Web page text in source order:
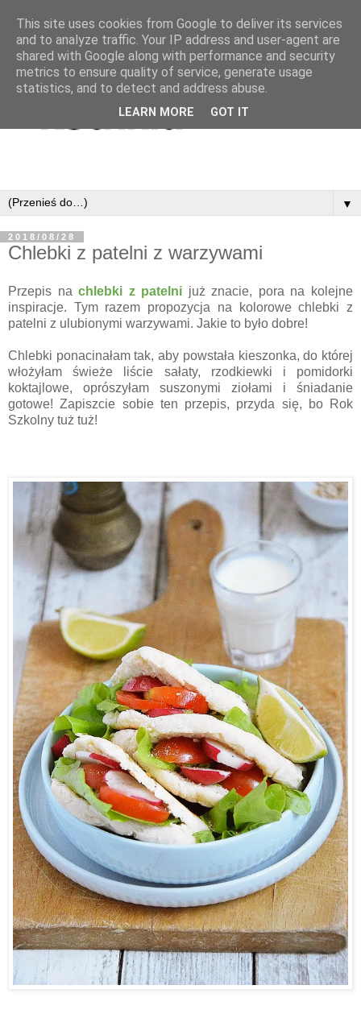
▼
2018/08/28
Chlebki z patelni z warzywami
Przepis nachlebki z patelni już znacie, pora na kolejne
inspiracje. Tym razem propozycja na kolorowe chlebki z
patelni z ulubionymi warzywami. Jakie to było dobre!
Chlebki ponacinałam tak, aby powstała kieszonka, do której
włożyłam świeże liście sałaty, rzodkiewki i pomidorki
koktajlowe, oprószyłam suszonymi ziołami i śniadanie
gotowe! Zapiszcie sobie ten przepis, przyda się, bo Rok
Szkolny tuż tuż!
This site uses cookies from Google to deliver its services
and to analyze traffic. Your IP address and user-agent are
shared with Google along with performance and security
metrics to ensure quality of service, generate usage
statistics, and to detect and address abuse.
LEARN MORE GOT IT